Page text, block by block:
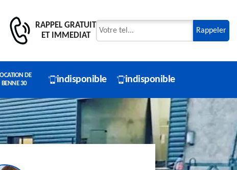
RAPPEL GRATUIT
ET IMMEDIAT
DE
BENNE 30
indisponible indisponible